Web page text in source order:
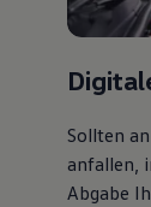
Sollten
anfallen,
Abgabe